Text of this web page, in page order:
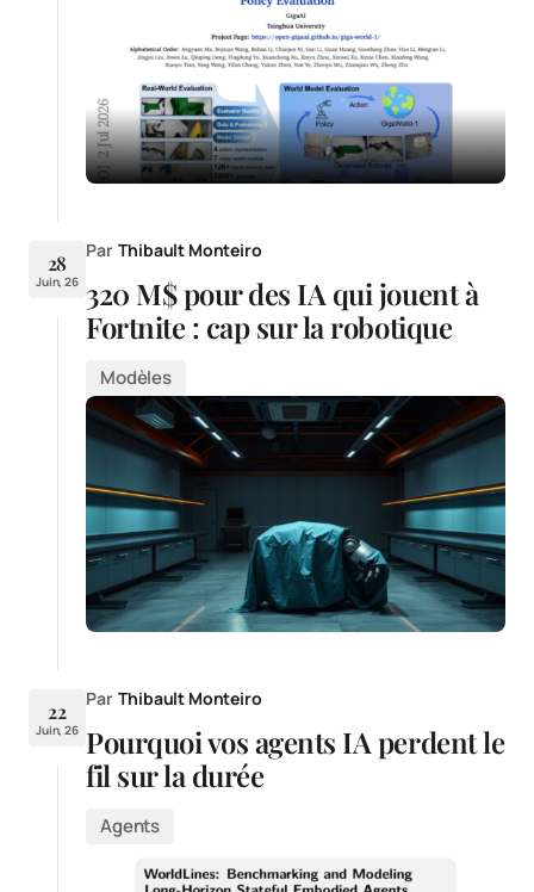
28
Juin, 26
Par Thibault Monteiro
320 M$ pour des IA qui jouent à
Fortnite : cap sur la robotique
Modèles
22
Juin, 26
Par Thibault Monteiro
Pourquoi vos agents IA perdent le
fil sur la durée
Agents